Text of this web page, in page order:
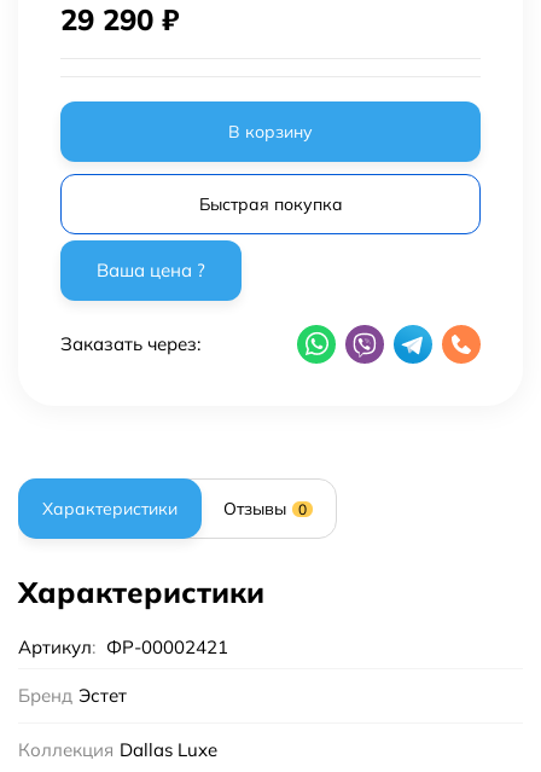
29 290 ₽
В корзину
Быстрая покупка
Заказать через:
Характеристики Отзывы 0
Характеристики
Артикул: ФР-00002421
Бренд Эстет
Коллекция Dallas Luxe